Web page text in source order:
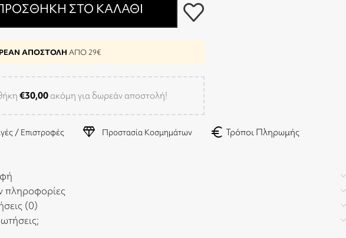
ΣΤΟ ΚΑΛΆΘΙ
ΑΠΟΣΤΟΛΗ ΑΠΟ 29€
€30,00 ακόμη για δωρεάν αποστολή!
/ Επιστροφές diamond Προστασία Κοσμημάτων euro Τρόποι Πληρωμής
πληροφορίες
(0)